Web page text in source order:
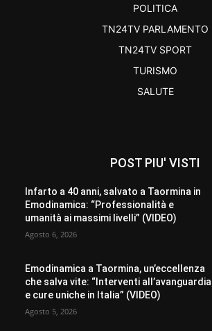
POLITICA
TN24TV PARLAMENTO
TN24TV SPORT
TURISMO
SALUTE
POST PIU' VISTI
Infarto a 40 anni, salvato a Taormina in
Emodinamica: “Professionalità e
umanità ai massimi livelli” (VIDEO)
Agosto 6, 2026
Emodinamica a Taormina, un’eccellenza
che salva vite: “Interventi all’avanguardia
e cure uniche in Italia” (VIDEO)
Agosto 5, 2026